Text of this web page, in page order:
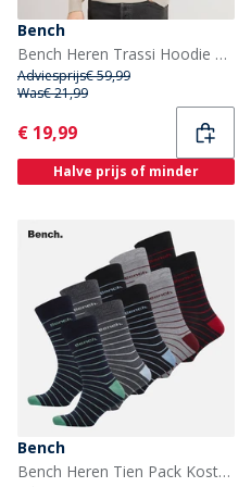
Bench
Bench Heren Trassi Hoodie Stone Grey
Adviesprijs€ 59,99
Was€ 21,99
Current
€ 19,99
Halve prijs of minder
Bench
Bench Heren Tien Pack Kostuum Sokken Zwart/Charcoal Marl/Grey Marl/Navy